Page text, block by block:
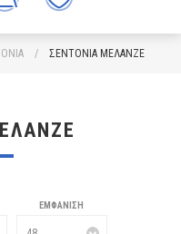
/ ΣΕΝΤΟΝΙΑ ΜΕΛΑΝΖΕ
ΕΜΦΆΝΙΣΗ